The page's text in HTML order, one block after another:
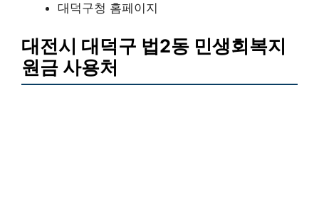
대덕구청 홈페이지
대전시 대덕구 법2동 민생회복지
원금 사용처